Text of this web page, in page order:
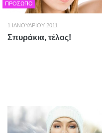
ΠΡΌΣΩΠΟ
1 ΙΑΝΟΥΑΡΊΟΥ 2011
Σπυράκια, τέλος!